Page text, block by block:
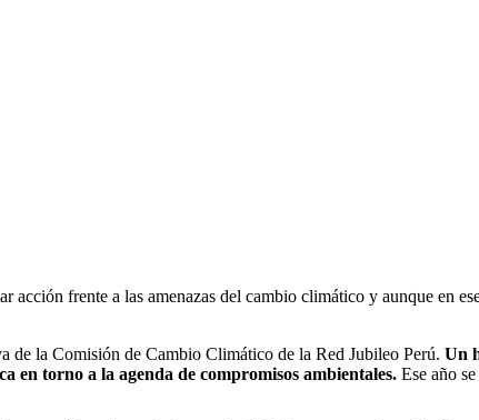
frente a las amenazas del cambio climático y aunque en
de la Comisión de Cambio Climático de la Red Jubileo Perú. Un
en torno a la agenda de compromisos ambientales. Ese año